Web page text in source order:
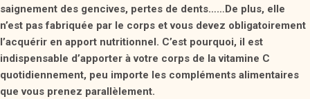
saignement des gencives, pertes de dents……De plus, elle
n’est pas fabriquée par le corps et vous devez obligatoirement
l’acquérir en apport nutritionnel. C’est pourquoi, il est
indispensable d’apporter à votre corps de la vitamine C
quotidiennement, peu importe les compléments alimentaires
que vous prenez parallèlement.